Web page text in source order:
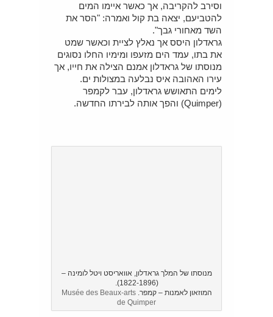
וסירב להקריבה, אך כאשר איימו המים
להטביעם, יצאה בת קול ואמרה: "הסר את
השד מאחורי גבך".
גראדלון היסס אך נאלץ לציית וכאשר שמט
את בתו, עמד הים מזעפו ומימיו החלו נסוגים
מנוסתו של גראדלון אמנם הצילה את חייו, אך
עירו האהובה איס נבלעה במצולות ים.
לימים התאושש גראדלון, עבר לקמפר
(Quimper) והפך אותה לבירתו החדשה.
מנוסתו של המלך גראדלון, אוואריסט ויטל לומינה –
(1822-1896).
המוזאון לאמנות – קמפר.Musée des Beaux-arts
de Quimper